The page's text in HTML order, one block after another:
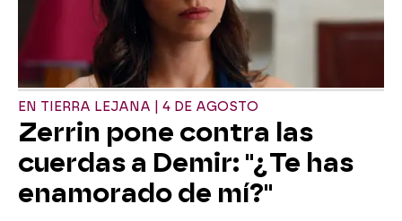
EN TIERRA LEJANA | 4 DE AGOSTO
Zerrin pone contra las
cuerdas a Demir: "¿Te has
enamorado de mí?"